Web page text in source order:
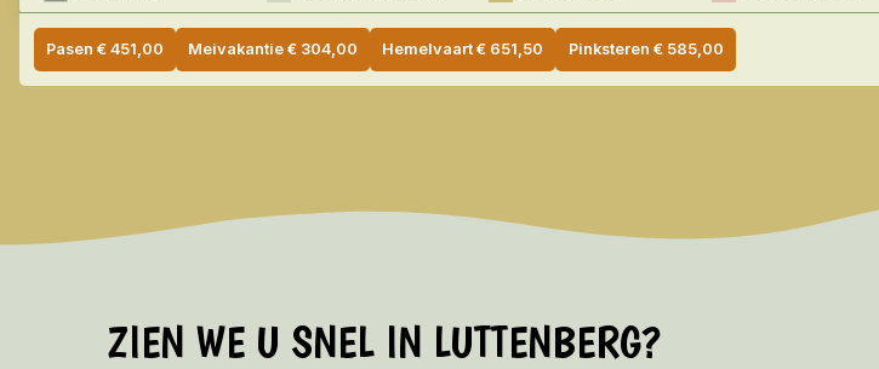
Pasen €451,00 Meivakantie € 304,00 Hemelvaart € 651,50 Pinksteren € 585,00
ZIEN WE U SNEL IN LUTTENBERG?